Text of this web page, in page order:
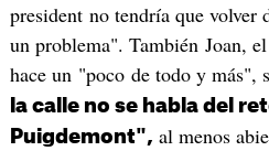
president no tendría que volver
un problema". También Joan,
hace un "poco de todo y más",
la calle no se habla del
Puigdemont", al menos